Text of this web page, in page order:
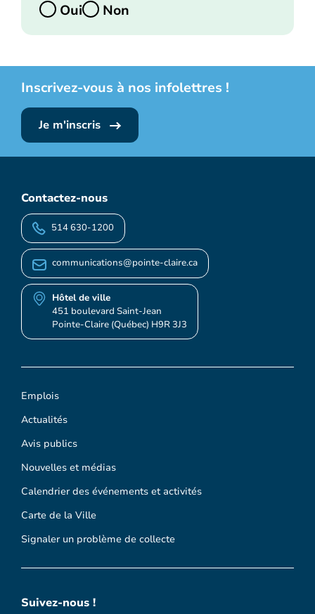
Oui
Non
Inscrivez-vous à nos infolettres !
Je m'inscris
Emplois
Actualités
Avis publics
Nouvelles et médias
Calendrier des événements et activités
Carte de la Ville
Signaler un problème de collecte
Contactez-nous
514 630-1200
communications@pointe-claire.ca
Hôtel de ville
451 boulevard Saint-Jean
Pointe-Claire (Québec) H9R 3J3
Suivez-nous !